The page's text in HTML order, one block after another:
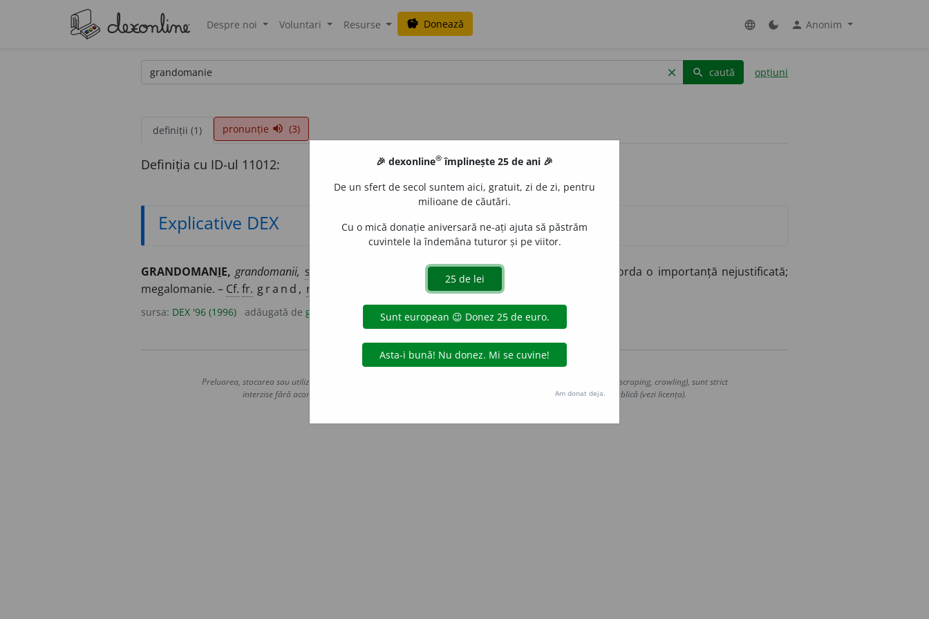
Despre noi Voluntari Resurse savings Donează language dark_mode person Anonim
clear search caută opțiuni
definiții (1) pronunție volume_up (3)
Definiția cu ID-ul 11012:
Explicative DEX
GRANDOMANIE, grandomanii, s. f.
Mania de a se crede om însemnat, valoros, de a-și acorda o importanță nejustificată;
megalomanie. – Cf. fr. grand, rom.
sursa: DEX '96 (1996) adăugată de gall
Copyright © 2004-2026 dexonline (https://dexonline.ro)
Preluarea, stocarea sau utilizarea datelor de pe acest site, inclusiv prin orice metode de extragere automată (web scraping, crawling), sunt strict
interzise fără acordul nostru prealabil scris, cu excepția seturilor de date oferite oficial spre utilizare publică (vezi licența).
🎉 dexonline® împlinește 25 de ani 🎉
De un sfert de secol suntem aici, gratuit, zi de zi, pentru
milioane de căutări.
Cu o mică donație aniversară ne-ați ajuta să păstrăm
cuvintele la îndemâna tuturor și pe viitor.
Am donat deja.